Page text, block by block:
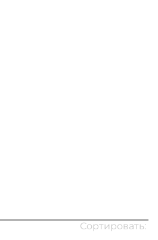
Сортировать: